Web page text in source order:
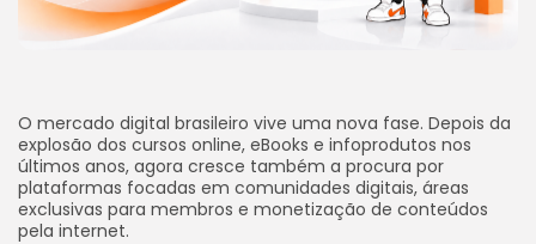
O mercado digital brasileiro vive uma nova fase. Depois da
explosão dos cursos online, eBooks e infoprodutos nos
últimos anos, agora cresce também a procura por
plataformas focadas em comunidades digitais, áreas
exclusivas para membros e monetização de conteúdos
pela internet.